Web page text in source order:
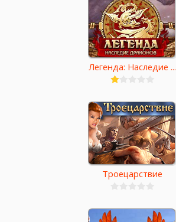
Легенда: Наследие ...
Троецарствие